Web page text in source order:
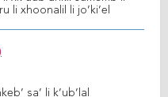
li xhoonalil li jo’ki’el
sa’ li k’ub’lal